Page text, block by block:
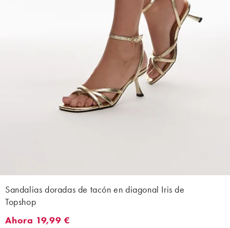
Sandalias doradas de tacón en diagonal Iris de
Topshop
Ahora 19,99 €. Mejor precio en últimos 30 días 19,99 € (0%).
Ahora 19,99 €